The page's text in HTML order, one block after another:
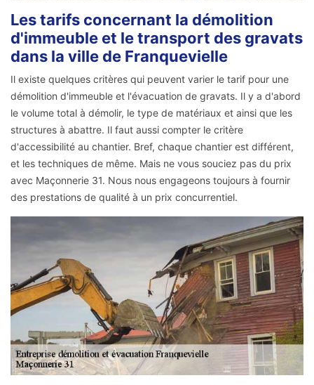
Les tarifs concernant la démolition
d'immeuble et le transport des gravats
dans la ville de Franquevielle
Il existe quelques critères qui peuvent varier le tarif pour une
démolition d'immeuble et l'évacuation de gravats. Il y a d'abord
le volume total à démolir, le type de matériaux et ainsi que les
structures à abattre. Il faut aussi compter le critère
d'accessibilité au chantier. Bref, chaque chantier est différent,
et les techniques de même. Mais ne vous souciez pas du prix
avec Maçonnerie 31. Nous nous engageons toujours à fournir
des prestations de qualité à un prix concurrentiel.